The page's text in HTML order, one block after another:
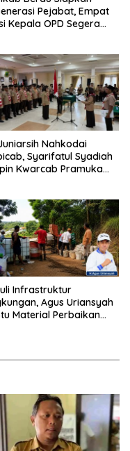
Pejabat, Empat
Kepala OPD Segera
Nahkodai
Syarifatul Syadiah
Kwarcab Pramuka
Infrastruktur
Agus Uriansyah
Material Perbaikan